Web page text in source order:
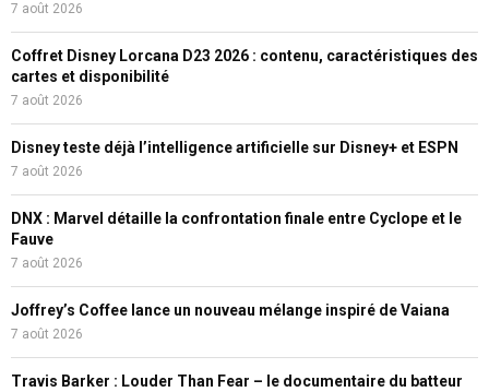
7 août 2026
Coffret Disney Lorcana D23 2026 : contenu, caractéristiques des
cartes et disponibilité
7 août 2026
Disney teste déjà l’intelligence artificielle sur Disney+ et ESPN
7 août 2026
DNX : Marvel détaille la confrontation finale entre Cyclope et le
Fauve
7 août 2026
Joffrey’s Coffee lance un nouveau mélange inspiré de Vaiana
7 août 2026
Travis Barker : Louder Than Fear – le documentaire du batteur